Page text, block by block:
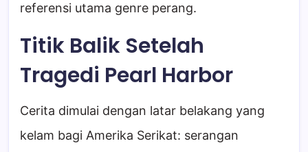
referensi utama genre perang.
Titik Balik Setelah
Tragedi Pearl Harbor
Cerita dimulai dengan latar belakang yang
kelam bagi Amerika Serikat: serangan